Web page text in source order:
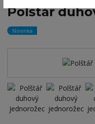
Polštář
Novinka